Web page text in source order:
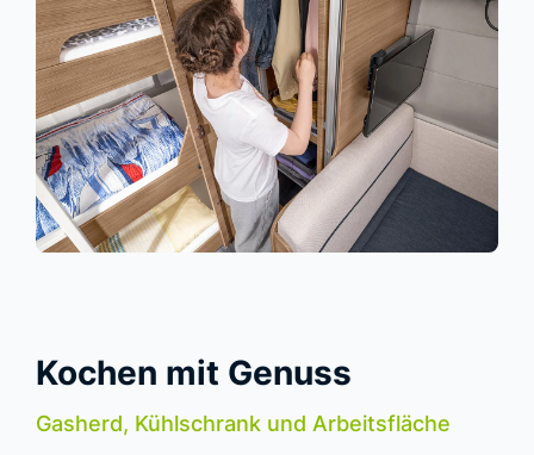
Kochen mit Genuss
Gasherd, Kühlschrank und Arbeitsfläche